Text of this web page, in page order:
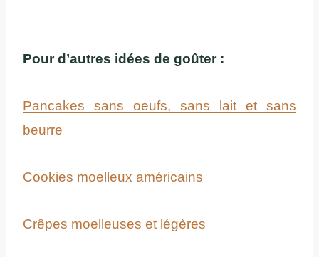
Pour d’autres idées de goûter :
Pancakes sans oeufs, sans lait et sans
beurre
Cookies moelleux américains
Crêpes moelleuses et légères